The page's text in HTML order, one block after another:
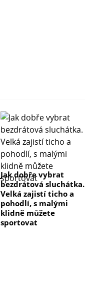
Jak dobře vybrat
bezdrátová sluchátka.
Velká zajistí ticho a
pohodlí, s malými
klidně můžete
sportovat